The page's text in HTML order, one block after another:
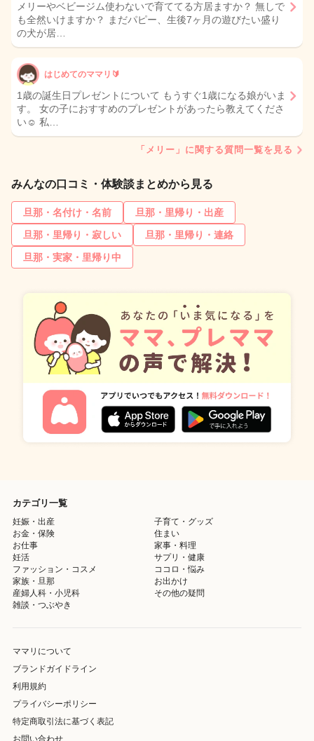
メリーやベビージム使わないで育ててる方居ますか？ 無しで
も全然いけますか？ まだパピー、生後7ヶ月の遊びたい盛り
の犬が居…
はじめてのママリ🔰
1歳の誕生日プレゼントについて もうすぐ1歳になる娘がいま
す。 女の子におすすめのプレゼントがあったら教えてくださ
い☺️ 私…
「メリー」に関する質問一覧を見る
みんなの口コミ・体験談まとめから見る
旦那・名付け・名前
旦那・里帰り・出産
旦那・里帰り・寂しい
旦那・里帰り・連絡
旦那・実家・里帰り中
カテゴリ一覧
妊娠・出産
子育て・グッズ
お金・保険
住まい
お仕事
家事・料理
妊活
サプリ・健康
ファッション・コスメ
ココロ・悩み
家族・旦那
お出かけ
産婦人科・小児科
その他の疑問
雑談・つぶやき
ママリについて
ブランドガイドライン
利用規約
プライバシーポリシー
特定商取引法に基づく表記
お問い合わせ